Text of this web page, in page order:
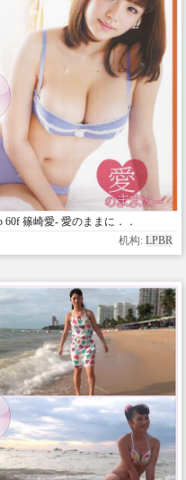
60f 篠崎愛- 愛のままに．．
机构: LPBR